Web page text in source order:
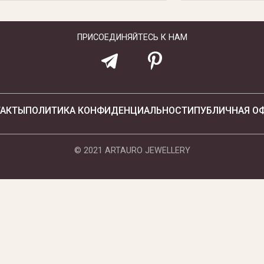
ПРИСОЕДИНЯЙТЕСЬ К НАМ
ПОЛИТИКА КОНФИДЕНЦИАЛЬНОСТИПУБЛИЧНАЯ
© 2021 ARTAURO JEWELLERY